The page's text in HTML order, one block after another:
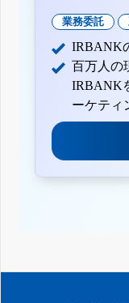
業務委託
IRBANK
百万人の
IRBANK
ーケティ